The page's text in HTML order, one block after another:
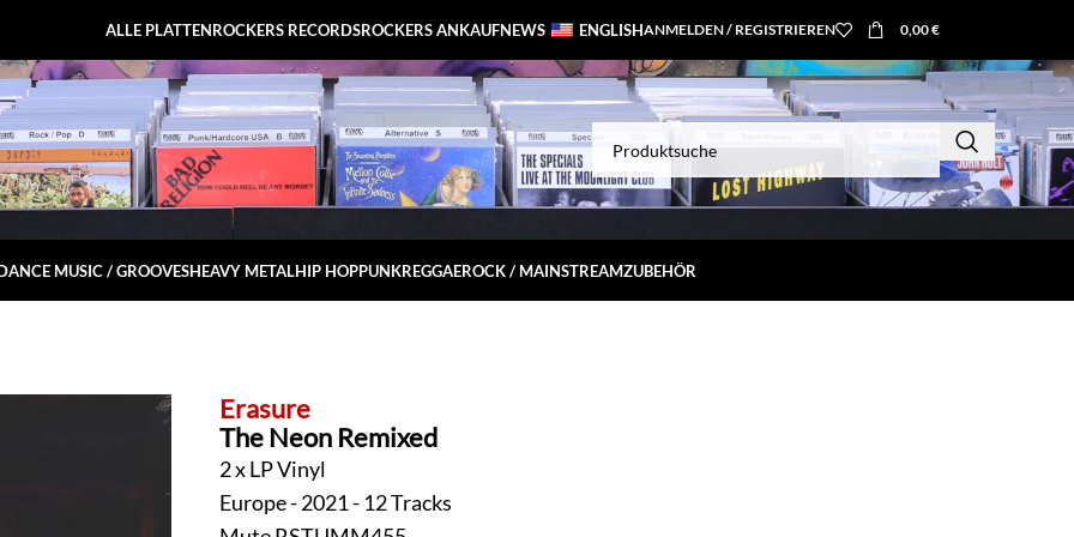
ALLE PLATTENROCKERS RECORDSROCKERS ANKAUFNEWS ENGLISHANMELDEN / REGISTRIEREN 0,00€
MUSIC / GROOVESHEAVY METALHIP HOPPUNKREGGAEROCK / MAINSTREAMZUBEHÖR
Erasure
The Neon Remixed
2 x LP Vinyl
Europe - 2021 - 12 Tracks